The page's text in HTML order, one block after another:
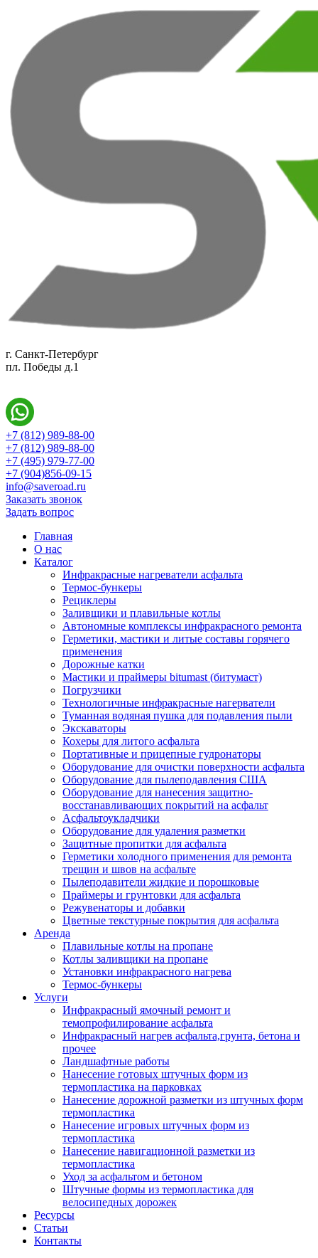
г. Санкт-Петербург
пл. Победы д.1
+7 (812) 989-88-00
+7 (812) 989-88-00
+7 (495) 979-77-00
+7 (904)856-09-15
info@saveroad.ru
Заказать звонок
Задать вопрос
Главная
О нас
Каталог
Инфракрасные нагреватели асфальта
Термос-бункеры
Рециклеры
Заливщики и плавильные котлы
Автономные комплексы инфракрасного ремонта
Герметики, мастики и литые составы горячего
применения
Дорожные катки
Мастики и праймеры bitumast (битумаст)
Погрузчики
Технологичные инфракрасные нагерватели
Туманная водяная пушка для подавления пыли
Экскаваторы
Кохеры для литого асфальта
Портативные и прицепные гудронаторы
Оборудование для очистки поверхности асфальта
Оборудование для пылеподавления США
Оборудование для нанесения защитно-
восстанавливающих покрытий на асфальт
Асфальтоукладчики
Оборудование для удаления разметки
Защитные пропитки для асфальта
Герметики холодного применения для ремонта
трещин и швов на асфальте
Пылеподавители жидкие и порошковые
Праймеры и грунтовки для асфальта
Режувенаторы и добавки
Цветные текстурные покрытия для асфальта
Аренда
Плавильные котлы на пропане
Котлы заливщики на пропане
Установки инфракрасного нагрева
Термос-бункеры
Услуги
Инфракрасный ямочный ремонт и
темопрофилирование асфальта
Инфракрасный нагрев асфальта,грунта, бетона и
прочее
Ландшафтные работы
Нанесение готовых штучных форм из
термопластика на парковках
Нанесение дорожной разметки из штучных форм
термопластика
Нанесение игровых штучных форм из
термопластика
Нанесение навигационной разметки из
термопластика
Уход за асфальтом и бетоном
Штучные формы из термопластика для
велосипедных дорожек
Ресурсы
Статьи
Контакты